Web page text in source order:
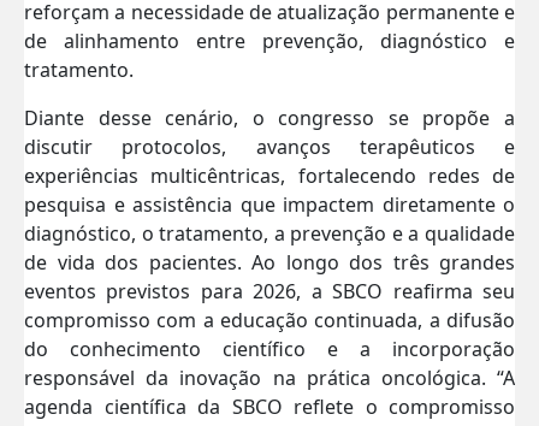
reforçam a necessidade de atualização permanente e
de alinhamento entre prevenção, diagnóstico e
tratamento.
Diante desse cenário, o congresso se propõe a
discutir protocolos, avanços terapêuticos e
experiências multicêntricas, fortalecendo redes de
pesquisa e assistência que impactem diretamente o
diagnóstico, o tratamento, a prevenção e a qualidade
de vida dos pacientes. Ao longo dos três grandes
eventos previstos para 2026, a SBCO reafirma seu
compromisso com a educação continuada, a difusão
do conhecimento científico e a incorporação
responsável da inovação na prática oncológica. “A
agenda científica da SBCO reflete o compromisso